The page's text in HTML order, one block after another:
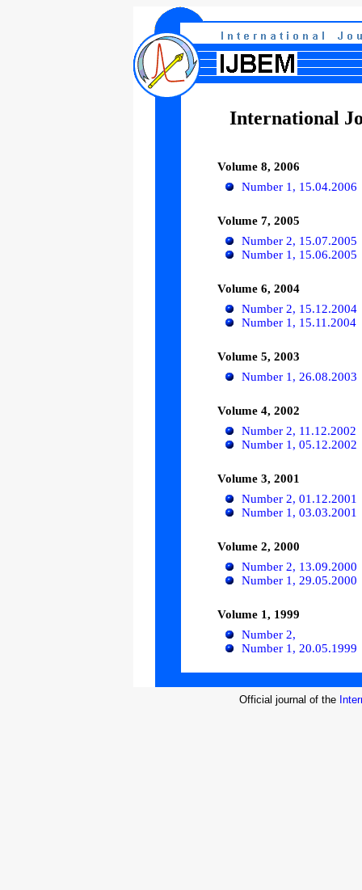
International
Volume 8, 2006
Number 1, 15.04.2006
Volume 7, 2005
Number 2, 15.07.2005
Number 1, 15.06.2005
Volume 6, 2004
Number 2, 15.12.2004
Number 1, 15.11.2004
Volume 5, 2003
Number 1, 26.08.2003
Volume 4, 2002
Number 2, 11.12.2002
Number 1, 05.12.2002
Volume 3, 2001
Number 2, 01.12.2001
Number 1, 03.03.2001
Volume 2, 2000
Number 2, 13.09.2000
Number 1, 29.05.2000
Volume 1, 1999
Number 2,
Number 1, 20.05.1999
Official journal of the